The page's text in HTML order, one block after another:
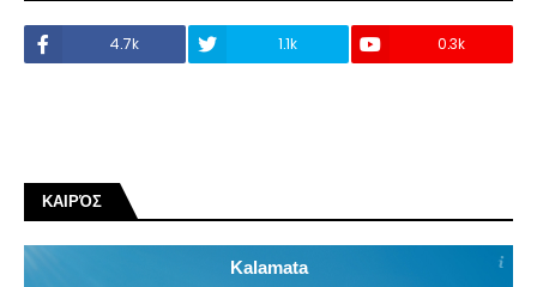
4.7k 1.1k 0.3k
ΚΑΙΡΌΣ
Kalamata